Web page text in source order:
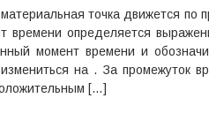
точка движется по
времени определяется
момент времени и
измениться на . За промежуток
[…]